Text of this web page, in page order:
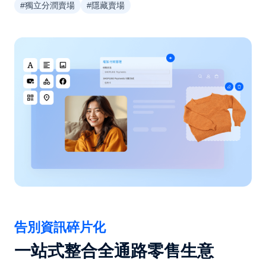
#獨立分潤賣場
#隱藏賣場
告別資訊碎片化
一站式整合全通路零售生意